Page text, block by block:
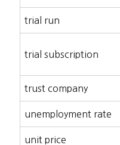
trial run
trial subscription
trust company
unemployment rate
unit price